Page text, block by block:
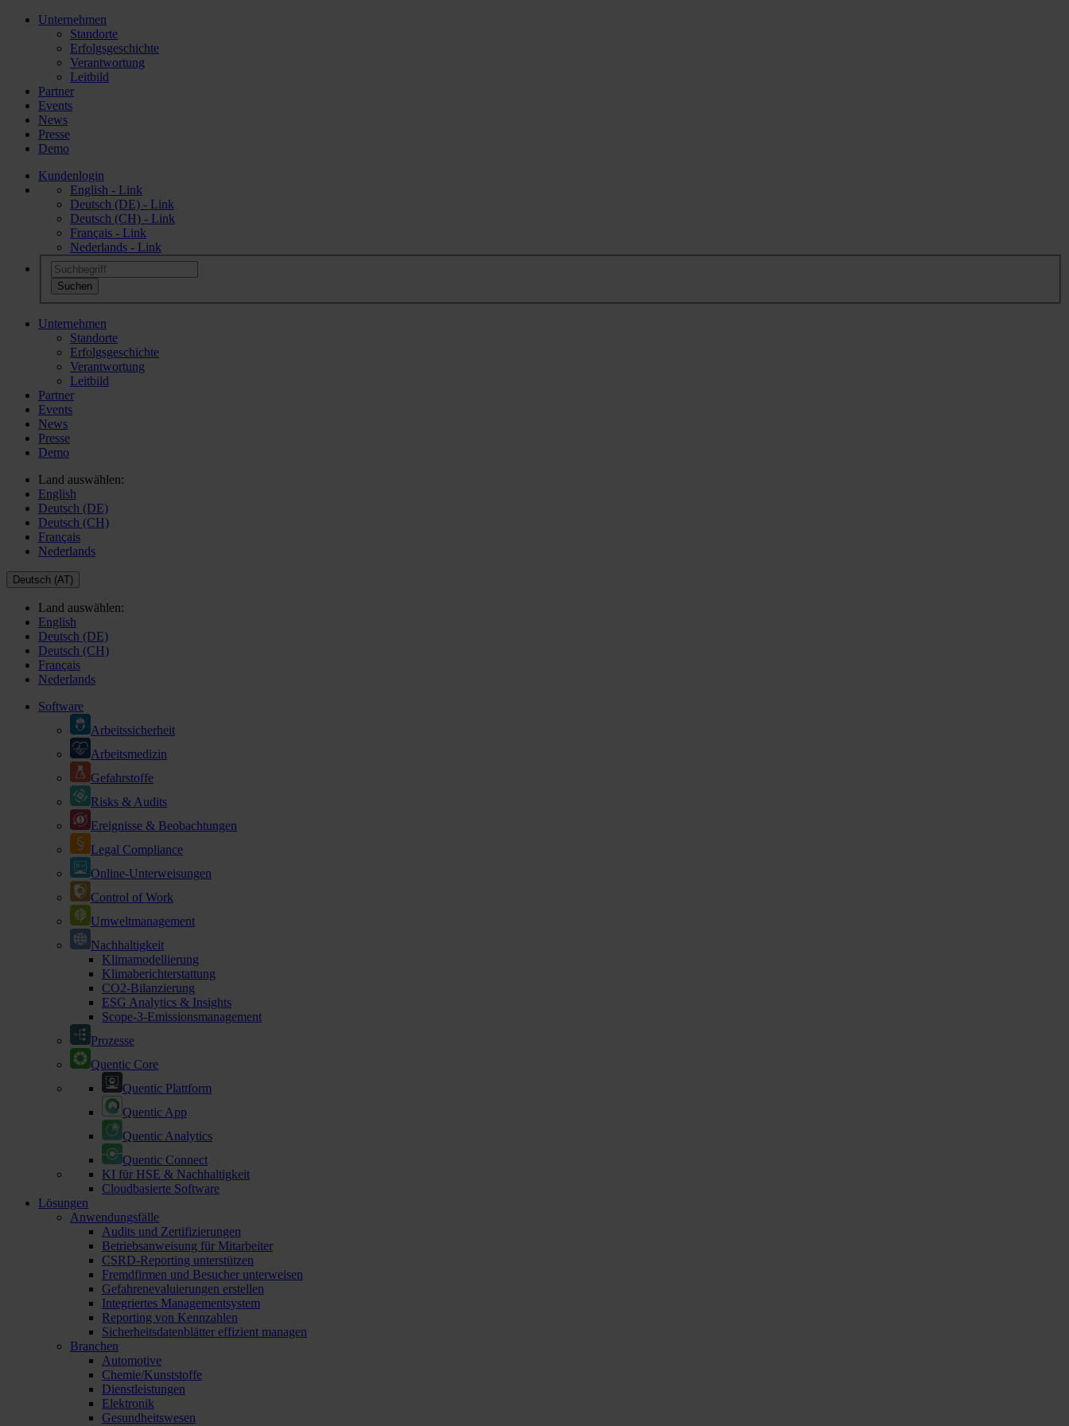
Unternehmen
Standorte
Erfolgsgeschichte
Verantwortung
Leitbild
Partner
Events
News
Presse
Demo
Kundenlogin
English - Link
Deutsch (DE) - Link
Deutsch (CH) - Link
Français - Link
Nederlands - Link
Unternehmen
Standorte
Erfolgsgeschichte
Verantwortung
Leitbild
Partner
Events
News
Presse
Demo
Land auswählen:
English
Deutsch (DE)
Deutsch (CH)
Français
Nederlands
Deutsch (AT)
Land auswählen:
English
Deutsch (DE)
Deutsch (CH)
Français
Nederlands
Software
Arbeitssicherheit
Arbeitsmedizin
Gefahrstoffe
Risks & Audits
Ereignisse & Beobachtungen
Legal Compliance
Online-Unterweisungen
Control of Work
Umweltmanagement
Nachhaltigkeit
Klimamodellierung
Klimaberichterstattung
CO2-Bilanzierung
ESG Analytics & Insights
Scope-3-Emissionsmanagement
Prozesse
Quentic Core
Quentic Plattform
Quentic App
Quentic Analytics
Quentic Connect
KI für HSE & Nachhaltigkeit
Cloudbasierte Software
Lösungen
Anwendungsfälle
Audits und Zertifizierungen
Betriebsanweisung für Mitarbeiter
CSRD-Reporting unterstützen
Fremdfirmen und Besucher unterweisen
Gefahrenevaluierungen erstellen
Integriertes Managementsystem
Reporting von Kennzahlen
Sicherheitsdatenblätter effizient managen
Branchen
Automotive
Chemie/Kunststoffe
Dienstleistungen
Elektronik
Gesundheitswesen